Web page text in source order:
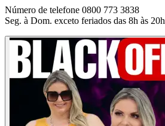
Número de telefone 0800 773 3838
Seg. à Dom. exceto feriados das 8h às 20h